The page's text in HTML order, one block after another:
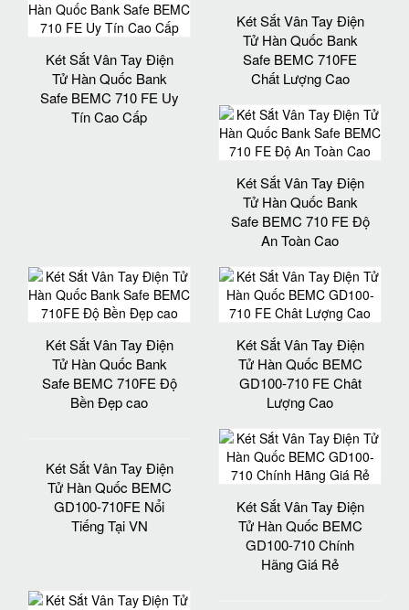
Két Sắt Vân Tay Điện
Tử Hàn Quốc Bank
Safe BEMC 710 FE Uy
Tín Cao Cấp
Két Sắt Vân Tay Điện
Tử Hàn Quốc Bank
Safe BEMC 710FE
Chất Lượng Cao
Két Sắt Vân Tay Điện
Tử Hàn Quốc Bank
Safe BEMC 710 FE Độ
An Toàn Cao
Két Sắt Vân Tay Điện
Tử Hàn Quốc Bank
Safe BEMC 710FE Độ
Bền Đẹp cao
Két Sắt Vân Tay Điện
Tử Hàn Quốc BEMC
GD100-710 FE Chât
Lượng Cao
Két Sắt Vân Tay Điện
Tử Hàn Quốc BEMC
GD100-710FE Nổi
Tiếng Tại VN
Két Sắt Vân Tay Điện
Tử Hàn Quốc BEMC
GD100-710 Chính
Hãng Giá Rẻ